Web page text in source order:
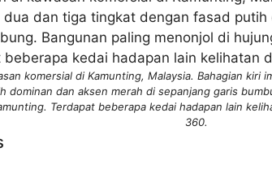
komersial di Kamunting, Malaysia. Bahagian
dominan dan aksen merah di sepanjang garis
Terdapat beberapa kedai hadapan lain
360.